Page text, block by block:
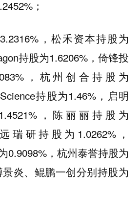
；
，松禾资本持股为
持股为1.6206%，倚锋投
，杭州创合持股为
持股为1.46%，启明
，陈丽丽持股为
瑞研持股为1.0262%，
0.9098%，杭州泰誉持股为
景炎、鲲鹏一创分别持股为